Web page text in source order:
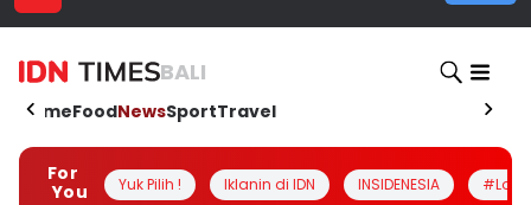
BALI
HomeFoodNewsSportTravel
For
You
Yuk Pilih ! Iklanin di IDN INSIDENESIA